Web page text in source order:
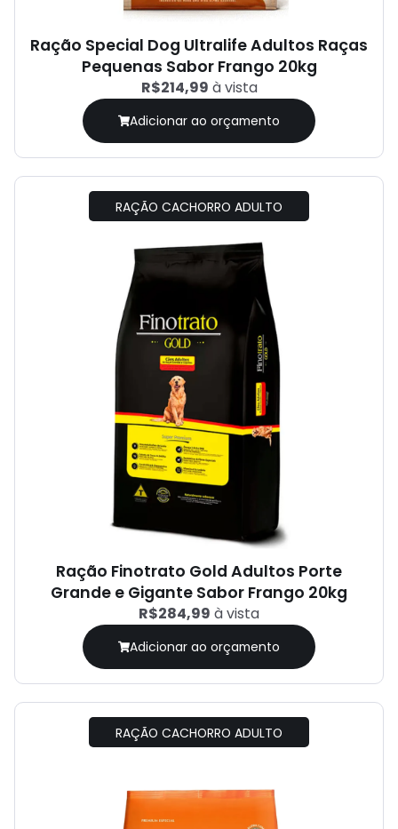
Ração Special Dog Ultralife Adultos Raças
Pequenas Sabor Frango 20kg
R$214,99 à vista
Adicionar ao orçamento
RAÇÃO CACHORRO ADULTO
Ração Finotrato Gold Adultos Porte
Grande e Gigante Sabor Frango 20kg
R$284,99 à vista
Adicionar ao orçamento
RAÇÃO CACHORRO ADULTO